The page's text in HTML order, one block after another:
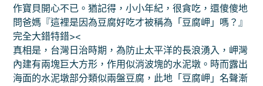
作寶貝開心不已。猶記得，小小年紀，很貪吃，還傻傻地
問爸媽『這裡是因為豆腐好吃才被稱為「豆腐岬」嗎？』
完全大錯特錯><
真相是，台灣日治時期，為防止太平洋的長浪湧入，岬灣
內建有兩塊巨大方形，作用似消波塊的水泥墩。時而露出
海面的水泥墩部分類似兩盤豆腐，此地「豆腐岬」名聲漸